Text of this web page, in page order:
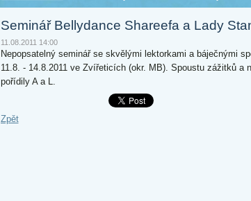
Seminář Bellydance Shareefa a Lady
11.08.2011 14:00
Nepopsatelný seminář se skvělými lektorkami a báječnými
11.8. - 14.8.2011 ve Zvířeticích (okr. MB). Spoustu zážitků a
pořídily A a L.
Zpět